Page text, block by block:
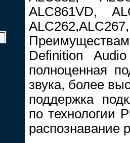
ALC861VD,
Definition
полноценная
звука, более
поддержка
по технологии
распознавание